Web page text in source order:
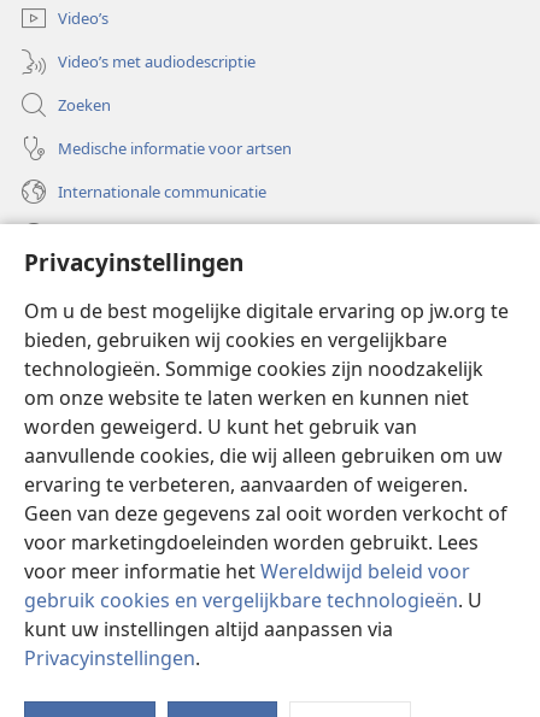
Privacyinstellingen
Om u de best mogelijke digitale ervaring op jw.org te
bieden, gebruiken wij cookies en vergelijkbare
technologieën. Sommige cookies zijn noodzakelijk
om onze website te laten werken en kunnen niet
worden geweigerd. U kunt het gebruik van
aanvullende cookies, die wij alleen gebruiken om uw
ervaring te verbeteren, aanvaarden of weigeren.
Geen van deze gegevens zal ooit worden verkocht of
voor marketingdoeleinden worden gebruikt. Lees
voor meer informatie hetWereldwijd beleid voor
gebruik cookies en vergelijkbare technologieën. U
kunt uw instellingen altijd aanpassen via
Privacyinstellingen.
Video’s
Video’s met audiodescriptie
Zoeken
Medische informatie voor artsen
Internationale communicatie
(opent
nieuw
venster)Watchtower ONLINE LIBRARY™
(opent
nieuw
venster)JW Hub ®
(opent
nieuw
venster)
®
Watchtower Library
Copyright © 2026 Watch Tower Bible and Tract Society of Pennsylvania.
GEBRUIKSVOORWAARDEN